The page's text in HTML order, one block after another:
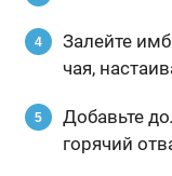
Залейте
чая,
Добавьте
горячий